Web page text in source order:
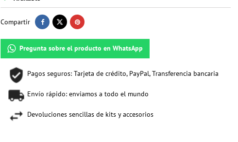
Compartir
Pregunta sobre el producto en WhatsApp
Pagos seguros: Tarjeta de crédito, PayPal, Transferencia bancaria
Envío rápido: enviamos a todo el mundo
Devoluciones sencillas de kits y accesorios